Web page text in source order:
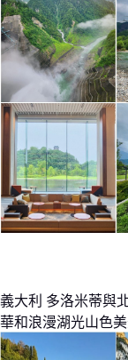
義大利 多洛米蒂與
華和浪漫湖光山色